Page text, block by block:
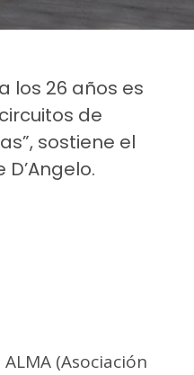
los 26 años es
de
sostiene el
(Asociación